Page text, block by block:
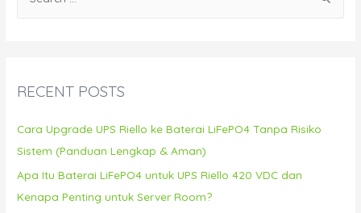
h
:
RECENT POSTS
Cara Upgrade UPS Riello ke Baterai LiFePO4 Tanpa Risiko
Sistem (Panduan Lengkap & Aman)
Apa Itu Baterai LiFePO4 untuk UPS Riello 420 VDC dan
Kenapa Penting untuk Server Room?